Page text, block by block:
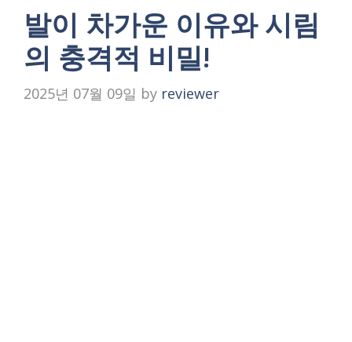
발이 차가운 이유와 시림
의 충격적 비밀!
2025년 07월 09일 by reviewer